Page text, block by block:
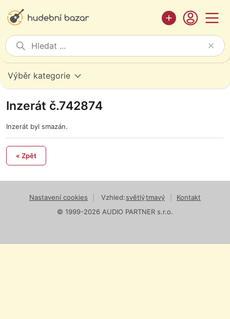
Výběr kategorie
Inzerát č.742874
Inzerát byl smazán.
« Zpět
Nastavení cookies Vzhled:světlýtmavý
Kontakt
© 1999-2026 AUDIO PARTNER s.r.o.